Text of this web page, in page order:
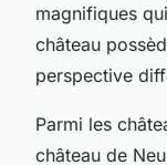
magnifiques
château
perspective
Parmi les
château de